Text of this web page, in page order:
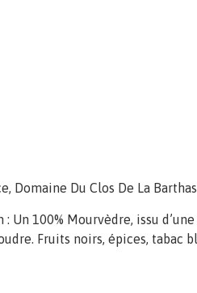
Domaine Du Clos De La
Un 100% Mourvèdre, issu
Fruits noirs, épices, tabac